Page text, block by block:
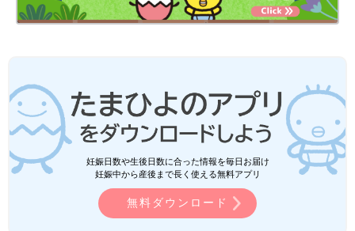
デザインなので着まわし力が高く、保育園着にぴったりです。7
分丈のため、すそを踏んで転倒してしまう心配が少ないところ
や、ひざ裏の汗を吸収してくれるところが魅力的♪ ビッグシルエ
ットのトップスやチュールキャミソールを合わせれば、お出かけ
感をプラスすることができますよ◎
西松屋・バースデイ「吸水・速乾・耐久
性も◎」「前後が一目でわかる」元子ど
も服販売員ライターおすすめ★夏用肌着
少しずつ気温が高くなり、そろそろ夏用肌着を
妊娠日数や生後日数に合った情報を毎日お届け
妊娠中から産後まで長く使える無料アプリ
無料ダウンロード